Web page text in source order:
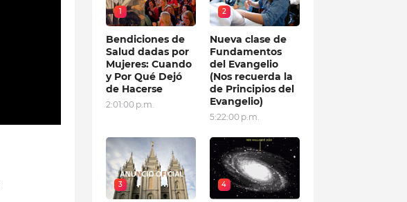
1
Bendiciones de
Salud dadas por
Mujeres: Cuando
y Por Qué Dejó
de Hacerse
2:01:00 p.m.
2
Nueva clase de
Fundamentos
del Evangelio
(Nos recuerda la
de Principios del
Evangelio)
5:22:00 p.m.
3 4